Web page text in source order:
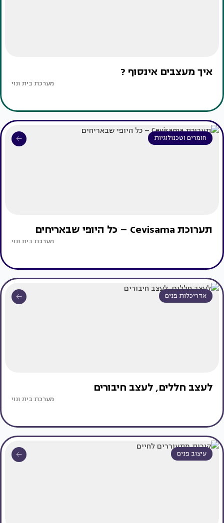
איך מעצבים אינסוף ?
מערכת בית ונוי
חומרים וטכנולוגיות
תערוכת Cevisama – כל היופי שבאריחים
מערכת בית ונוי
אדריכלות פנים
לעצב חללים, לעצב חיבורים
מערכת בית ונוי
עיצוב פנים